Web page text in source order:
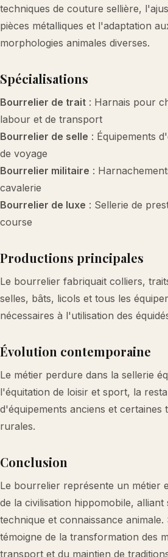
techniques de couture sellière,
pièces métalliques et l'adaptation
morphologies animales diverses.
Spécialisations
Bourrelier de trait : Harnais pour
labour et de transport
Bourrelier de selle : Équipements
de voyage
Bourrelier militaire :
cavalerie
Bourrelier de luxe : Sellerie de
course
Productions principales
Le bourrelier fabriquait colliers,
selles, bâts, licols et tous les
nécessaires à l'utilisation des
Évolution contemporaine
Le métier perdure dans la sellerie
l'équitation de loisir et sport, la
d'équipements anciens et certaines
rurales.
Conclusion
Le bourrelier représente un métier
de la civilisation hippomobile, alliant
technique et connaissance
témoigne de la transformation des
transport et du maintien de